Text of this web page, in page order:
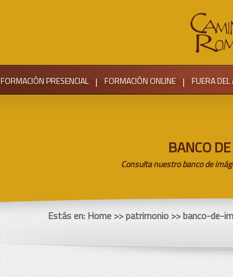
FORMACIÓN PRESENCIAL | FORMACIÓN ONLINE | FUERA DEL
BANCO
Consulta nuestro banco de
Estás en: Home >> patrimonio >> banco-de-